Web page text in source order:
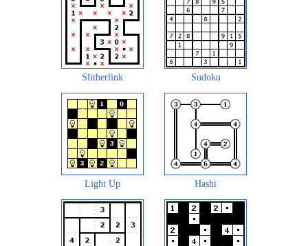
Slitherlink Sudoku
Light Up Hashi